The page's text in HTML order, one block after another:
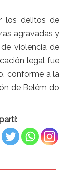
los delitos de
agravadas y
violencia de
legal fue
conforme a la
de Belém do